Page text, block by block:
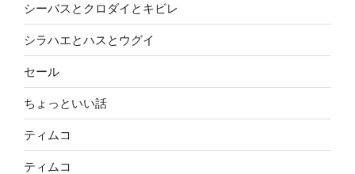
シーバスとクロダイとキビレ
シラハエとハスとウグイ
セール
ちょっといい話
ティムコ
ティムコ